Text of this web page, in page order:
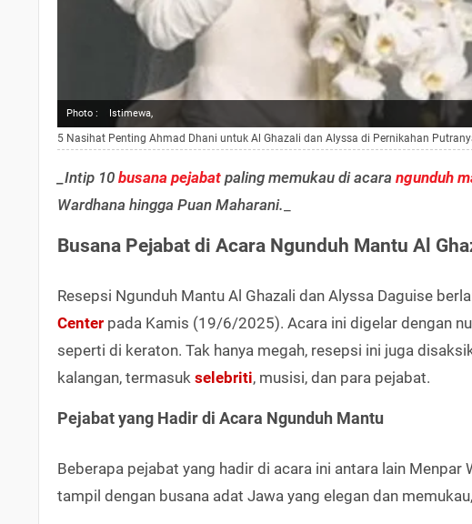
Photo : Istimewa,
5 Nasihat Penting Ahmad Dhani untuk Al Ghazali dan Alyssa di Pernikahan
_Intip 10 busana pejabat paling memukau di acara ngunduh
Wardhana hingga Puan Maharani.
Busana Pejabat di Acara Ngunduh Mantu Al
Resepsi Ngunduh Mantu Al Ghazali dan Alyssa Daguise
Center pada Kamis (19/6/2025). Acara ini digelar dengan
seperti di keraton. Tak hanya megah, resepsi ini juga
kalangan, termasuk selebriti, musisi, dan para pejabat.
Pejabat yang Hadir di Acara Ngunduh Mantu
Beberapa pejabat yang hadir di acara ini antara lain Menpar
tampil dengan busana adat Jawa yang elegan dan